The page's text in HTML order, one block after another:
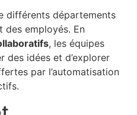
différents départements
des employés. En
, les équipes
des idées et d’explorer
par l’automatisation